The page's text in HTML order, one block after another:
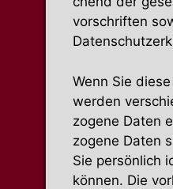
vor­schriften
Wenn Sie
werden
zogene Daten
zogene Daten
Sie persönlich
können. Die